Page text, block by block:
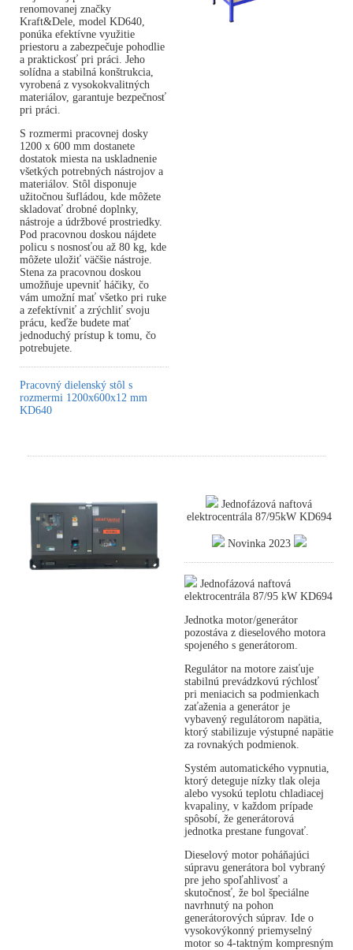
renomovanej značky
Kraft&Dele, model KD640,
ponúka efektívne využitie
priestoru a zabezpečuje pohodlie
a praktickosť pri práci. Jeho
solídna a stabilná konštrukcia,
vyrobená z vysokokvalitných
materiálov, garantuje bezpečnosť
pri práci.
S rozmermi pracovnej dosky
1200 x 600 mm dostanete
dostatok miesta na uskladnenie
všetkých potrebných nástrojov a
materiálov. Stôl disponuje
užitočnou šufládou, kde môžete
skladovať drobné doplnky,
nástroje a údržbové prostriedky.
Pod pracovnou doskou nájdete
policu s nosnosťou až 80 kg, kde
môžete uložiť väčšie nástroje.
Stena za pracovnou doskou
umožňuje upevniť háčiky, čo
vám umožní mať všetko pri ruke
a zefektívniť a zrýchliť svoju
prácu, keďže budete mať
jednoduchý prístup k tomu, čo
potrebujete.
Pracovný dielenský stôl s
rozmermi 1200x600x12 mm
KD640
Jednofázová naftová
elektrocentrála 87/95kW KD694
Novinka 2023
Jednofázová naftová
elektrocentrála 87/95 kW KD694
Jednotka motor/generátor
pozostáva z dieselového motora
spojeného s generátorom.
Regulátor na motore zaisťuje
stabilnú prevádzkovú rýchlosť
pri meniacich sa podmienkach
zaťaženia a generátor je
vybavený regulátorom napätia,
ktorý stabilizuje výstupné napätie
za rovnakých podmienok.
Systém automatického vypnutia,
ktorý deteguje nízky tlak oleja
alebo vysokú teplotu chladiacej
kvapaliny, v každom prípade
spôsobí, že generátorová
jednotka prestane fungovať.
Dieselový motor poháňajúci
súpravu generátora bol vybraný
pre jeho spoľahlivosť a
skutočnosť, že bol špeciálne
navrhnutý na pohon
generátorových súprav. Ide o
vysokovýkonný priemyselný
motor so 4-taktným kompresným